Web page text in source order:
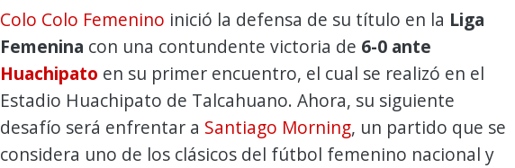
Colo Colo Femenino inició la defensa de su título en la Liga
Femenina con una contundente victoria de 6-0 ante
Huachipato en su primer encuentro, el cual se realizó en el
Estadio Huachipato de Talcahuano. Ahora, su siguiente
desafío será enfrentar a Santiago Morning, un partido que se
considera uno de los clásicos del fútbol femenino nacional y